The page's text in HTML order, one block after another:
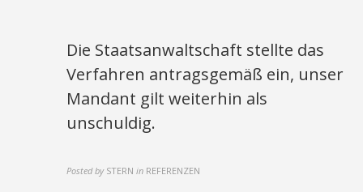
Die Staatsanwaltschaft stellte das
Verfahren antragsgemäß ein, unser
Mandant gilt weiterhin als
unschuldig.
Posted by STERN in REFERENZEN